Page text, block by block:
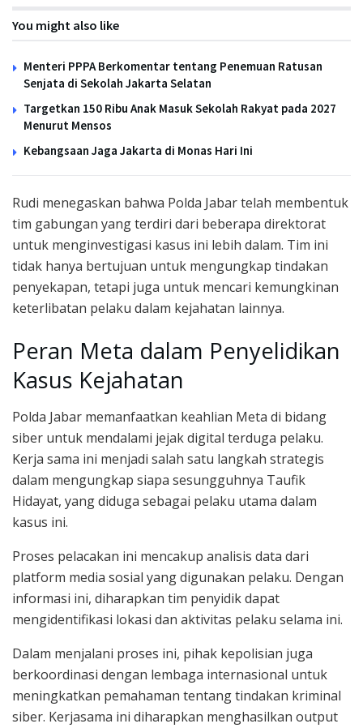
You might also like
Menteri PPPA Berkomentar tentang Penemuan Ratusan
Senjata di Sekolah Jakarta Selatan
Targetkan 150 Ribu Anak Masuk Sekolah Rakyat pada 2027
Menurut Mensos
Kebangsaan Jaga Jakarta di Monas Hari Ini
Rudi menegaskan bahwa Polda Jabar telah membentuk
tim gabungan yang terdiri dari beberapa direktorat
untuk menginvestigasi kasus ini lebih dalam. Tim ini
tidak hanya bertujuan untuk mengungkap tindakan
penyekapan, tetapi juga untuk mencari kemungkinan
keterlibatan pelaku dalam kejahatan lainnya.
Peran Meta dalam Penyelidikan
Kasus Kejahatan
Polda Jabar memanfaatkan keahlian Meta di bidang
siber untuk mendalami jejak digital terduga pelaku.
Kerja sama ini menjadi salah satu langkah strategis
dalam mengungkap siapa sesungguhnya Taufik
Hidayat, yang diduga sebagai pelaku utama dalam
kasus ini.
Proses pelacakan ini mencakup analisis data dari
platform media sosial yang digunakan pelaku. Dengan
informasi ini, diharapkan tim penyidik dapat
mengidentifikasi lokasi dan aktivitas pelaku selama ini.
Dalam menjalani proses ini, pihak kepolisian juga
berkoordinasi dengan lembaga internasional untuk
meningkatkan pemahaman tentang tindakan kriminal
siber. Kerjasama ini diharapkan menghasilkan output